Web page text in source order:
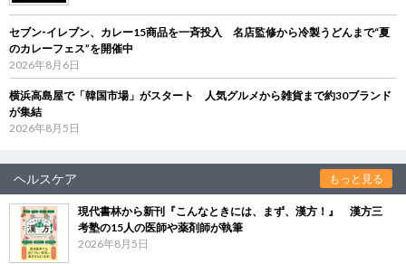
セブン‐イレブン、カレー15商品を一斉投入 名店監修から冷製うどんまで“夏
のカレーフェス”を開催中
2026年8月6日
横浜高島屋で「韓国市場」がスタート 人気グルメから雑貨まで約30ブランド
が集結
2026年8月5日
ヘルスケア もっと見る
現代書林から新刊『こんなときには、まず、漢方！』 漢方三
考塾の15人の医師や薬剤師が執筆
2026年8月5日